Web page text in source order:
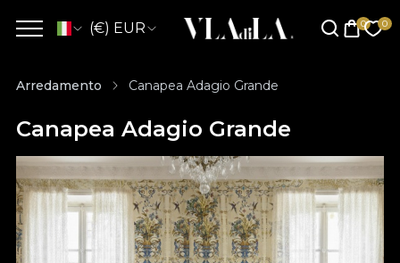
(€) EUR
Arredamento Canapea Adagio Grande
Canapea Adagio Grande